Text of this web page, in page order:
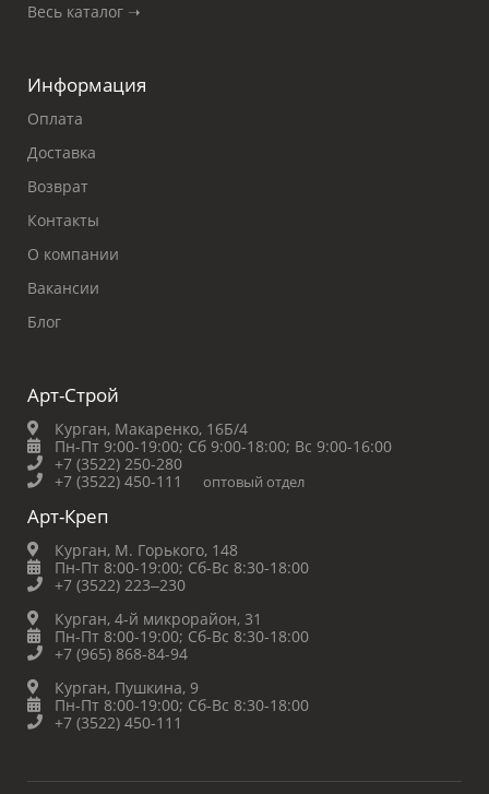
Весь каталог ➝
Информация
Оплата
Доставка
Возврат
Контакты
О компании
Вакансии
Блог
Арт-Строй
Курган, Макаренко, 16Б/4
Пн-Пт 9:00-19:00; Сб 9:00-18:00; Вс 9:00-16:00
+7 (3522) 250-280
+7 (3522) 450-111
оптовый отдел
Арт-Креп
Курган, М. Горького, 148
Пн-Пт 8:00-19:00; Сб-Вс 8:30-18:00
+7 (3522) 223‒230
Курган, 4-й микрорайон, 31
Пн-Пт 8:00-19:00; Сб-Вс 8:30-18:00
+7 (965) 868-84-94
Курган, Пушкина, 9
Пн-Пт 8:00-19:00; Сб-Вс 8:30-18:00
+7 (3522) 450-111